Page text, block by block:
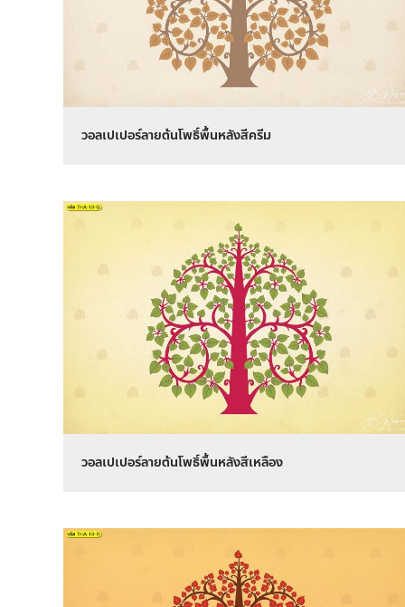
วอลเปเปอร์ลายต้นโพธิ์พื้นหลังสีครีม
วอลเปเปอร์ลายต้นโพธิ์พื้นหลังสีเหลือง